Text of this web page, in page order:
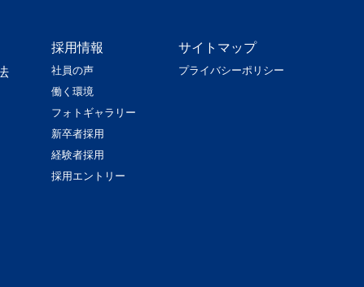
採用情報
社員の声
働く環境
フォトギャラリー
新卒者採用
経験者採用
採用エントリー
サイトマップ
プライバシーポリシー